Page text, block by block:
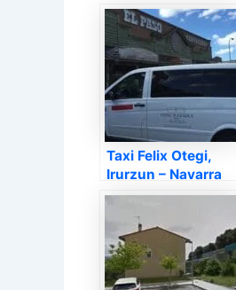
Taxi Felix Otegi,
Irurzun – Navarra